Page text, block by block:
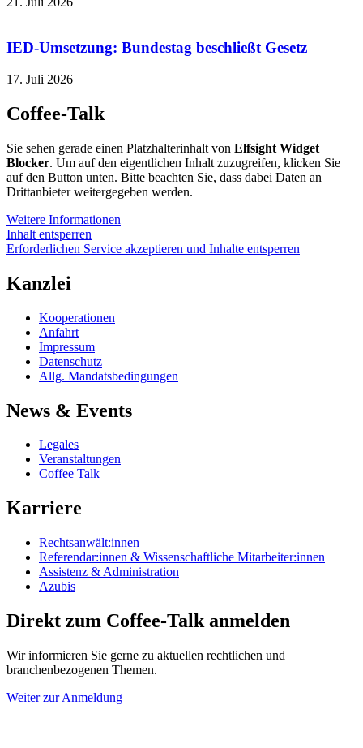
IED-Umsetzung: Bundestag beschließt Gesetz
17. Juli 2026
Coffee-Talk
Sie sehen gerade einen Platzhalterinhalt von Elfsight Widget
Blocker. Um auf den eigentlichen Inhalt zuzugreifen, klicken Sie
auf den Button unten. Bitte beachten Sie, dass dabei Daten an
Drittanbieter weitergegeben werden.
Weitere Informationen
Inhalt entsperren
Erforderlichen Service akzeptieren und Inhalte entsperren
Kanzlei
Kooperationen
Anfahrt
Impressum
Datenschutz
Allg. Mandatsbedingungen
News & Events
Legales
Veranstaltungen
Coffee Talk
Karriere
Rechtsanwält:innen
Referendar:innen & Wissenschaftliche Mitarbeiter:innen
Assistenz & Administration
Azubis
Direkt zum Coffee-Talk anmelden
Wir informieren Sie gerne zu aktuellen rechtlichen und
branchenbezogenen Themen.
Weiter zur Anmeldung